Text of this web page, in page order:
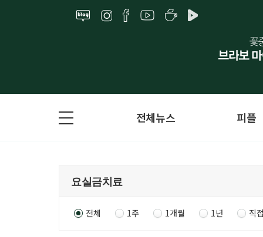
전체뉴스 피플
전체 1주 1개월 1년 직